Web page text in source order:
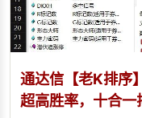
通达信【老K排序
超高胜率，十合一